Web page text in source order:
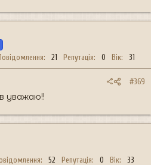
21 Репутація 0 Вік 31
#369
уважаю!!
52 Репутація 0 Вік 33